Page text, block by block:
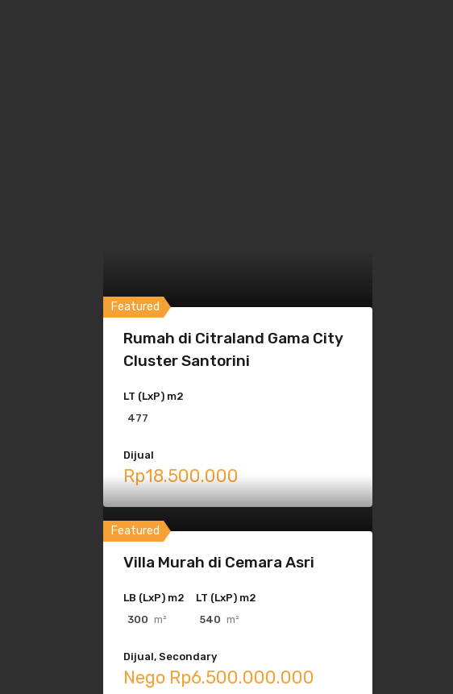
Featured
Rumah di Citraland Gama City
Cluster Santorini
LT (LxP) m2
477
Dijual
Rp18.500.000
Featured
Villa Murah di Cemara Asri
LB (LxP) m2
300 m²
LT (LxP) m2
540 m²
Dijual, Secondary
Nego Rp6.500.000.000